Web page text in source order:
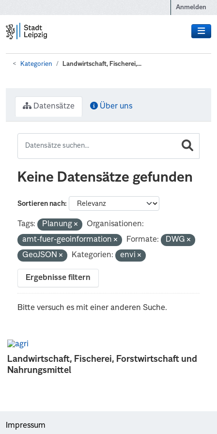
Anmelden
Kategorien Landwirtschaft, Fischerei,...
Landwirtschaft, Fischerei, Forstwirtschaft und
Nahrungsmittel
Datensätze Über uns
Keine Datensätze gefunden
Sortieren nach
Tags: Planung
Organisationen:
amt-fuer-geoinformation
Formate:
DWG
GeoJSON
Kategorien: envi
Ergebnisse filtern
Bitte versuch es mit einer anderen Suche.
Impressum